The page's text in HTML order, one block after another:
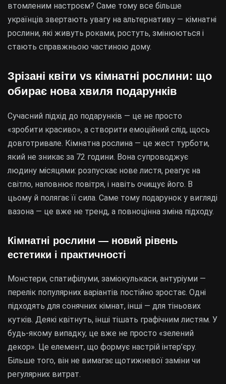
втомленим настроєм? Саме тому все більше
українців звертають увагу на альтернативу — кімнатні
рослини, які живуть роками, ростуть, змінюються і
стають справжньою частиною дому.
Зрізані квіти vs кімнатні рослини: що
обирає нова хвиля подарунків
Сучасний підхід до подарунків — це не просто
«зробити красиво», а створити емоційний слід, щось
довготривале. Кімнатна рослина — це жест турботи,
який не зникає за 72 години. Вона супроводжує
людину місяцями: розпускає нове листя, реагує на
світло, наповнює повітря, і навіть очищує його. В
цьому й полягає її сила. Саме тому подарунок у вигляді
вазона — це вже не тренд, а повноцінна зміна підходу.
Кімнатні рослини — новий рівень
естетики і практичності
Монстери, спатифілуми, заміокулькаси, антуріуми —
перелік популярних варіантів постійно зростає. Одні
підходять для сонячних кімнат, інші — для тіньових
кутків. Деякі квітнуть, інші тішать графічним листям. У
будь-якому випадку, це вже не просто «зелений
декор». Це елемент, що формує настрій інтер’єру.
Більше того, він не вимагає щотижневої заміни чи
регулярних витрат.